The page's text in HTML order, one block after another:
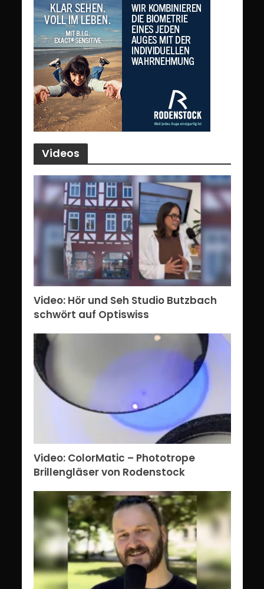
Videos
Video: Hör und Seh Studio Butzbach
schwört auf Optiswiss
Video: ColorMatic – Phototrope
Brillengläser von Rodenstock